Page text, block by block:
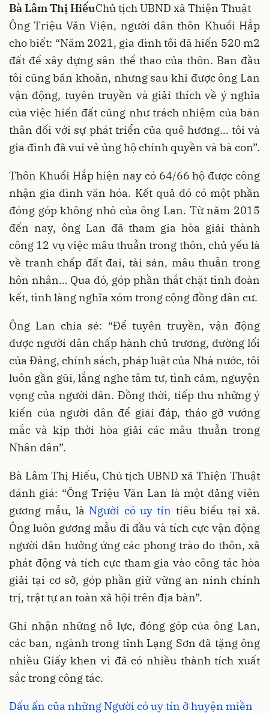
Bà Lâm Thị HiếuChủ tịch UBND xã Thiện Thuật
Ông Triệu Văn Viện, người dân thôn Khuổi Hắp
cho biết: “Năm 2021, gia đình tôi đã hiến 520 m2
đất để xây dựng sân thể thao của thôn. Ban đầu
tôi cũng băn khoăn, nhưng sau khi được ông Lan
vận động, tuyên truyền và giải thích về ý nghĩa
của việc hiến đất cũng như trách nhiệm của bản
thân đối với sự phát triển của quê hương… tôi và
gia đình đã vui vẻ ủng hộ chính quyền và bà con”.
Thôn Khuổi Hắp hiện nay có 64/66 hộ được công
nhận gia đình văn hóa. Kết quả đó có một phần
đóng góp không nhỏ của ông Lan. Từ năm 2015
đến nay, ông Lan đã tham gia hòa giải thành
công 12 vụ việc mâu thuẫn trong thôn, chủ yếu là
về tranh chấp đất đai, tài sản, mâu thuẫn trong
hôn nhân… Qua đó, góp phần thắt chặt tình đoàn
kết, tình làng nghĩa xóm trong cộng đồng dân cư.
Ông Lan chia sẻ: “Để tuyên truyền, vận động
được người dân chấp hành chủ trương, đường lối
của Đảng, chính sách, pháp luật của Nhà nước, tôi
luôn gần gũi, lắng nghe tâm tư, tình cảm, nguyện
vọng của người dân. Đồng thời, tiếp thu những ý
kiến của người dân để giải đáp, tháo gỡ vướng
mắc và kịp thời hòa giải các mâu thuẫn trong
Nhân dân”.
Bà Lâm Thị Hiếu, Chủ tịch UBND xã Thiện Thuật
đánh giá: “Ông Triệu Văn Lan là một đảng viên
gương mẫu, là Người có uy tín tiêu biểu tại xã.
Ông luôn gương mẫu đi đầu và tích cực vận động
người dân hưởng ứng các phong trào do thôn, xã
phát động và tích cực tham gia vào công tác hòa
giải tại cơ sở, góp phần giữ vững an ninh chính
trị, trật tự an toàn xã hội trên địa bàn”.
Ghi nhận những nỗ lực, đóng góp của ông Lan,
các ban, ngành trong tỉnh Lạng Sơn đã tặng ông
nhiều Giấy khen vì đã có nhiều thành tích xuất
sắc trong công tác.
Dấu ấn của những Người có uy tín ở huyện miền